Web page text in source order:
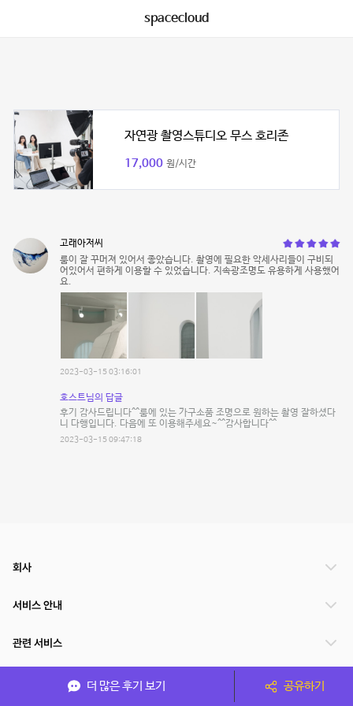
spacecloud
자연광 촬영스튜디오 무스 호리존
17,000 원/시간
고래아저씨
룸이 잘 꾸머져 있어서 좋았습니다. 촬영에 필요한 악세사리들이 구비되
어있어서 편하게 이용할 수 있었습니다. 지속광조명도 유용하게 사용했어
요.
2023-03-15 03:16:01
호스트님의 답글
후기 감사드립니다^^룸에 있는 가구소품 조명으로 원하는 촬영 잘하셨다
니 다행입니다. 다음에 또 이용해주세요~^^감사합니다^^
2023-03-15 09:47:18
더 많은 후기 보기 공유하기
회사
서비스 안내
관련 서비스